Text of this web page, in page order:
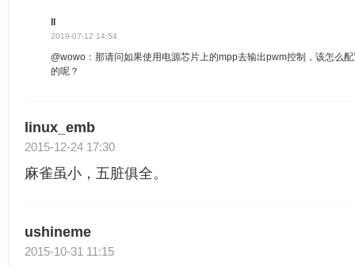
ll
2019-07-12 14:54
@wowo：那请问如果使用电源芯片上的mpp去输出pwm控制，该怎么
的呢？
linux_emb
2015-12-24 17:30
麻雀虽小，五脏俱全。
ushineme
2015-10-31 11:15